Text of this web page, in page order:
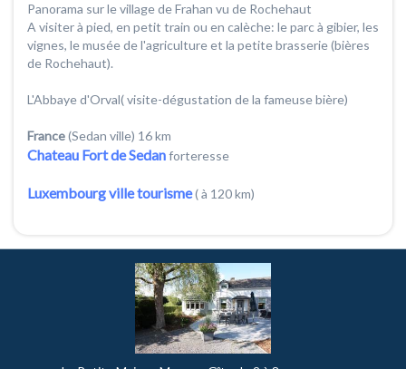
Panorama sur le village de Frahan vu de Rochehaut
A visiter à pied, en petit train ou en calèche: le parc à gibier, les
vignes, le musée de l'agriculture et la petite brasserie (bières
de Rochehaut).
L'Abbaye d'Orval( visite-dégustation de la fameuse bière)
France(Sedan ville) 16 km
Chateau Fort de Sedanforteresse
Luxembourg ville tourisme( à 120 km)